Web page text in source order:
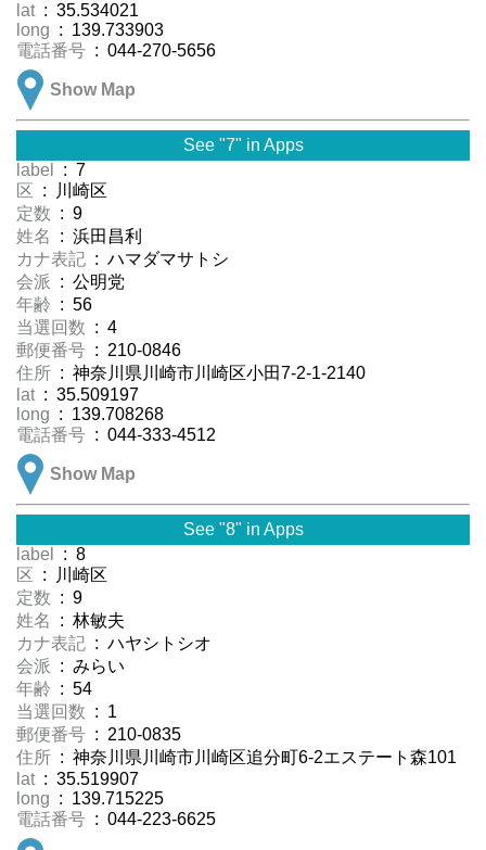
lat : 35.534021
long : 139.733903
電話番号 : 044-270-5656
Show Map
See "7" in Apps
label
: 7
区 : 川崎区
定数 : 9
姓名
: 浜田昌利
カナ表記 : ハマダマサトシ
会派 : 公明党
年齢 : 56
当選回数 : 4
郵便番号 : 210-0846
住所 : 神奈川県川崎市川崎区小田7-2-1-2140
lat : 35.509197
long : 139.708268
電話番号 : 044-333-4512
Show Map
See "8" in Apps
label
: 8
区 : 川崎区
定数 : 9
姓名
: 林敏夫
カナ表記 : ハヤシトシオ
会派 : みらい
年齢 : 54
当選回数 : 1
郵便番号 : 210-0835
住所 : 神奈川県川崎市川崎区追分町6-2エステート森101
lat : 35.519907
long : 139.715225
電話番号 : 044-223-6625